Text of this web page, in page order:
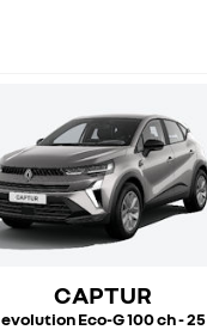
CAPTUR
evolution Eco-G 100 ch - 25